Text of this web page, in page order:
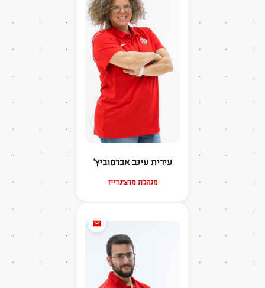
עירית עינב אברמוביץ'
מנהלת מרצ'נדייז